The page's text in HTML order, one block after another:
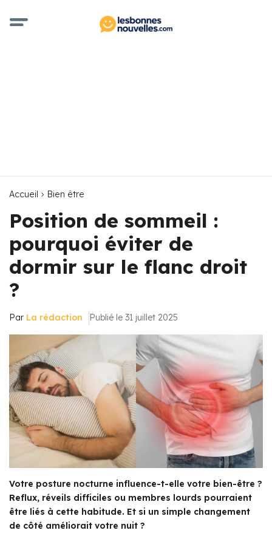
Accueil Bien être
Position de sommeil :
pourquoi éviter de
dormir sur le flanc droit
?
Par La rédaction Publié le 31 juillet 2025
Votre posture nocturne influence-t-elle votre bien-être ?
Reflux, réveils difficiles ou membres lourds pourraient
être liés à cette habitude. Et si un simple changement
de côté améliorait votre nuit ?